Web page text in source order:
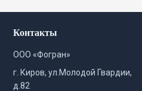
Контакты
ООО «Фогран»
г. Киров, ул.Молодой Гвардии,
д.82